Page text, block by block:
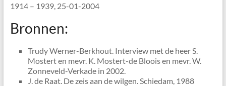
1914 – 1939, 25-01-2004
Bronnen:
Trudy Werner-Berkhout. Interview met de heer S.
Mostert en mevr. K. Mostert-de Bloois en mevr. W.
Zonneveld-Verkade in 2002.
J. de Raat. De zeis aan de wilgen. Schiedam, 1988